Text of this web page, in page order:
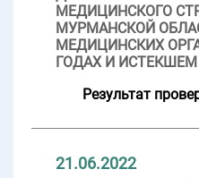
МЕДИЦИНСКОГО
МУРМАНСКОЙ
МЕДИЦИНСКИХ
ГОДАХ И ИСТЕКШЕМ
Результат
21.06.2022